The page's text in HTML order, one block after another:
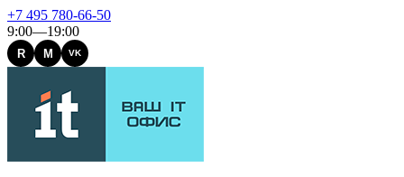
+7 495 780-66-50
9:00—19:00
R M VK